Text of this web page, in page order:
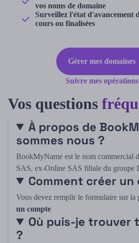
vos noms de domaine
Surveillez l'état d'avancement
cours ou finalisées
Gérer mes domaines
Suivre mes opérations
Vos questions
À propos de
sommes nous ?
BookMyName est le nom commercial
SAS, ex-Online SAS filiale du groupe
Comment créer un
Vous devez remplir le formulaire sur la
un compte
Où puis-je trouver
?